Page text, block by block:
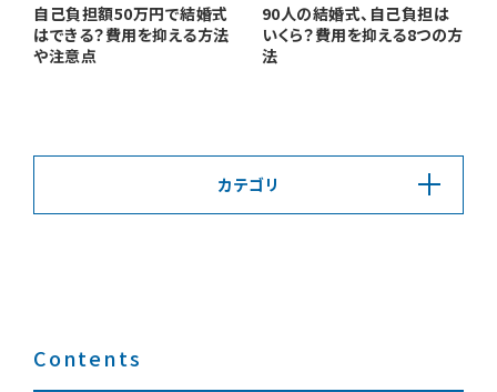
自己負担額50万円で結婚式
はできる？費用を抑える方法
や注意点
90人の結婚式、自己負担は
いくら？費用を抑える8つの方
法
カテゴリ
Contents